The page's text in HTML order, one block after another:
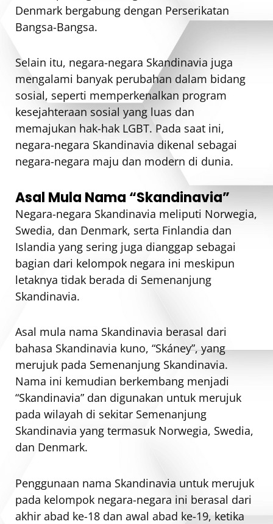
Denmark bergabung dengan Perserikatan
Bangsa-Bangsa.
Selain itu, negara-negara Skandinavia juga
mengalami banyak perubahan dalam bidang
sosial, seperti memperkenalkan program
kesejahteraan sosial yang luas dan
memajukan hak-hak LGBT. Pada saat ini,
negara-negara Skandinavia dikenal sebagai
negara-negara maju dan modern di dunia.
Asal Mula Nama “Skandinavia”
Negara-negara Skandinavia meliputi Norwegia,
Swedia, dan Denmark, serta Finlandia dan
Islandia yang sering juga dianggap sebagai
bagian dari kelompok negara ini meskipun
letaknya tidak berada di Semenanjung
Skandinavia.
Asal mula nama Skandinavia berasal dari
bahasa Skandinavia kuno, “Skáney”, yang
merujuk pada Semenanjung Skandinavia.
Nama ini kemudian berkembang menjadi
“Skandinavia” dan digunakan untuk merujuk
pada wilayah di sekitar Semenanjung
Skandinavia yang termasuk Norwegia, Swedia,
dan Denmark.
Penggunaan nama Skandinavia untuk merujuk
pada kelompok negara-negara ini berasal dari
akhir abad ke-18 dan awal abad ke-19, ketika